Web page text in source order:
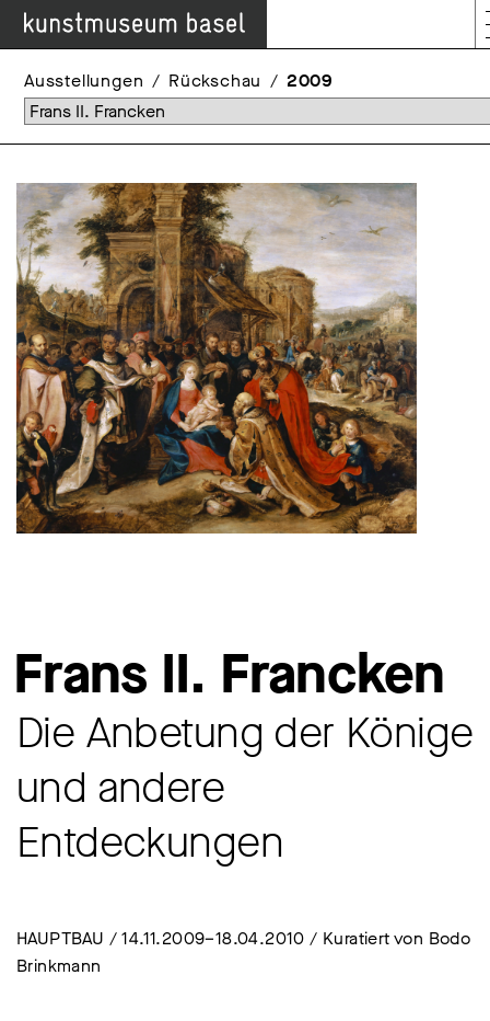
Ausstellungen Rückschau 2009
Frans II. Francken
Die Anbetung der Könige
und andere
Entdeckungen
HAUPTBAU / 14.11.2009–18.04.2010 / Kuratiert von Bodo
Brinkmann